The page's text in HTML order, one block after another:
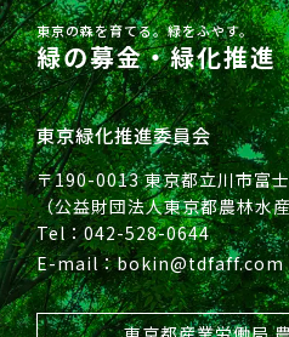
東京の森を育てる。緑をふやす。
緑の募金・緑化推進
東京緑化推進委員会
〒190-0013 東京都立川市富
（公益財団法人東京都農林水
Tel：042-528-0644
E-mail：bokin@tdfaff.com